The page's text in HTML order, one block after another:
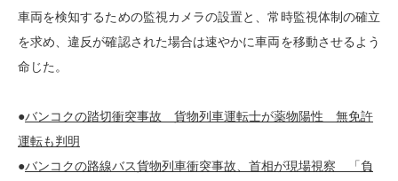
車両を検知するための監視カメラの設置と、常時監視体制の確立
を求め、違反が確認された場合は速やかに車両を移動させるよう
命じた。
●バンコクの踏切衝突事故 貨物列車運転士が薬物陽性 無免許
運転も判明
●バンコクの路線バス貨物列車衝突事故、首相が現場視察 「負